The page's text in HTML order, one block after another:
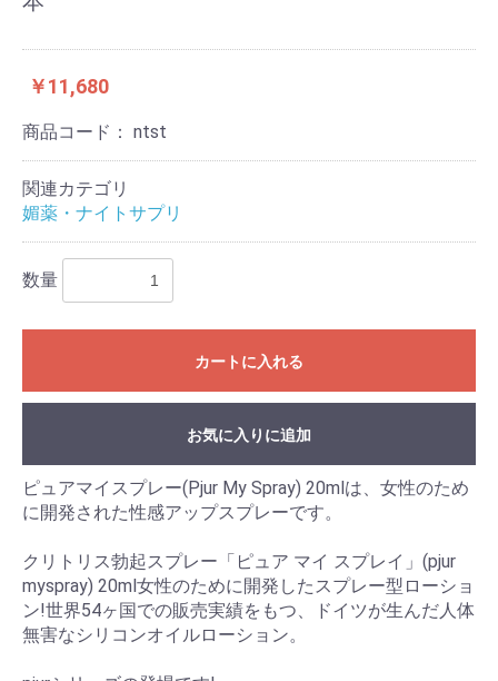
￥11,680
商品コード： ntst
関連カテゴリ
媚薬・ナイトサプリ
数量
カートに入れる
お気に入りに追加
ピュアマイスプレー(Pjur My Spray) 20mlは、女性のため
に開発された性感アップスプレーです。
クリトリス勃起スプレー「ピュア マイ スプレイ」(pjur
myspray) 20ml女性のために開発したスプレー型ローショ
ン!世界54ヶ国での販売実績をもつ、ドイツが生んだ人体
無害なシリコンオイルローション。